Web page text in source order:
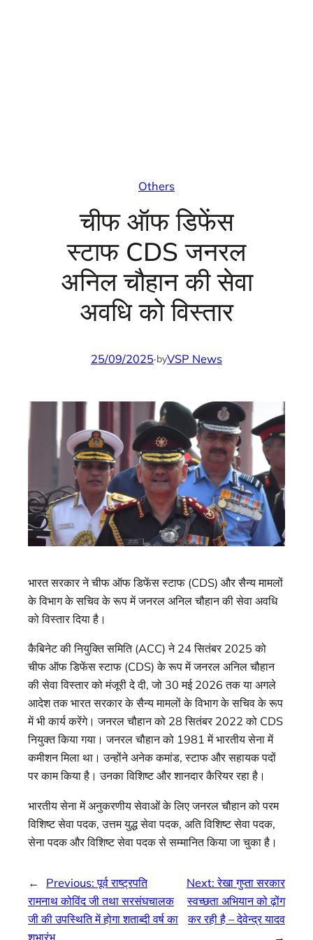
Others
चीफ ऑफ डिफेंस
स्टाफ CDS जनरल
अनिल चौहान की सेवा
अवधि को विस्तार
25/09/2025·byVSP News
भारत सरकार ने चीफ ऑफ डिफेंस स्टाफ (CDS) और सैन्य मामलों
के विभाग के सचिव के रूप में जनरल अनिल चौहान की सेवा अवधि
को विस्तार दिया है।
कैबिनेट की नियुक्ति समिति (ACC) ने 24 सितंबर 2025 को
चीफ ऑफ डिफेंस स्टाफ (CDS) के रूप में जनरल अनिल चौहान
की सेवा विस्तार को मंजूरी दे दी, जो 30 मई 2026 तक या अगले
आदेश तक भारत सरकार के सैन्य मामलों के विभाग के सचिव के रूप
में भी कार्य करेंगे। जनरल चौहान को 28 सितंबर 2022 को CDS
नियुक्त किया गया। जनरल चौहान को 1981 में भारतीय सेना में
कमीशन मिला था। उन्होंने अनेक कमांड, स्टाफ और सहायक पदों
पर काम किया है। उनका विशिष्ट और शानदार कैरियर रहा है।
भारतीय सेना में अनुकरणीय सेवाओं के लिए जनरल चौहान को परम
विशिष्ट सेवा पदक, उत्तम युद्ध सेवा पदक, अति विशिष्ट सेवा पदक,
सेना पदक और विशिष्ट सेवा पदक से सम्मानित किया जा चुका है।
← Previous:पूर्व राष्ट्रपति
रामनाथ कोविंद जी तथा सरसंघचालक
जी की उपस्थिति में होगा शताब्दी वर्ष का
शुभारंभ
Next:रेखा गुप्ता सरकार
स्वच्छता अभियान को ढ़ोंग
कर रही है – देवेन्द्र यादव
→